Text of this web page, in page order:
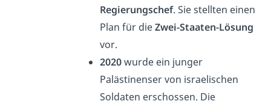
Regierungschef. Sie stellten einen
Plan für dieZwei-Staaten-Lösung
vor.
2020wurde ein junger
Palästinenser von israelischen
Soldaten erschossen. Die